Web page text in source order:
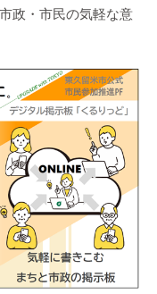
政・市民の気軽な意